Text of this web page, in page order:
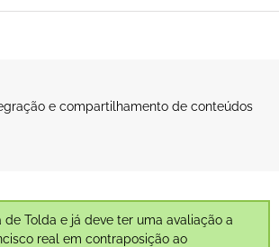
e compartilhamento de conteúdos
Tolda e já deve ter uma avaliação a
real em contraposição ao